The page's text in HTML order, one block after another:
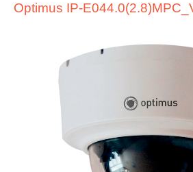
Optimus IP-